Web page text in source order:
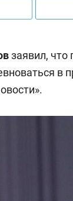
заявил, что
в
и Face
будет